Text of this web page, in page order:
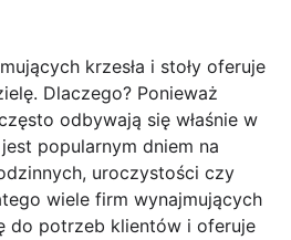
krzesła i stoły oferuje
Dlaczego? Ponieważ
odbywają się właśnie w
popularnym dniem na
uroczystości czy
wiele firm wynajmujących
do potrzeb klientów i oferuje